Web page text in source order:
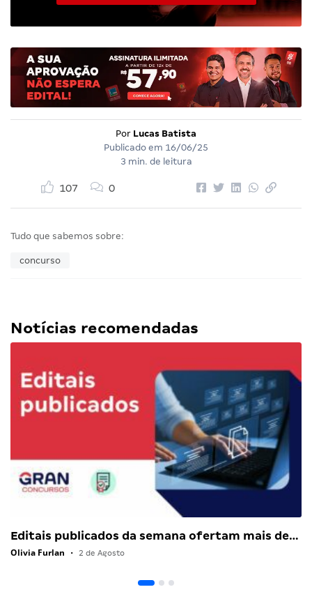
Por Lucas Batista
Publicado em 16/06/25
3 min. de leitura
107 0
Tudo que sabemos sobre:
concurso
Notícias recomendadas
Editais publicados da semana ofertam mais de…
Olivia Furlan • 2 de Agosto